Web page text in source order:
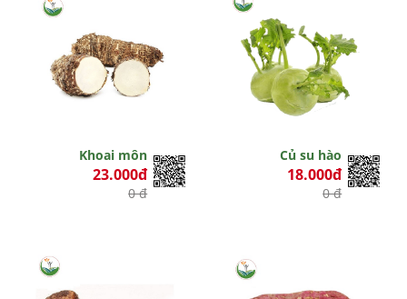
Khoai môn
23.000đ
0 đ
Củ su hào
18.000đ
0 đ